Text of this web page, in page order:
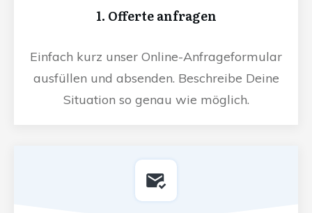
1. Offerte anfragen
Einfach kurz unser Online-Anfrageformular
ausfüllen und absenden. Beschreibe Deine
Situation so genau wie möglich.